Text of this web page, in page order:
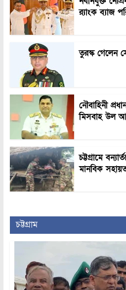
র‍্যাংক ব্যাজ
তুরস্ক গেলেন
নৌবাহিনী
মিসবাহ উল
চট্টগ্রামে
মানবিক
চট্টগ্রাম